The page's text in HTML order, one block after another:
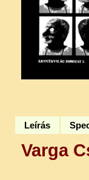
Leírás
Varga